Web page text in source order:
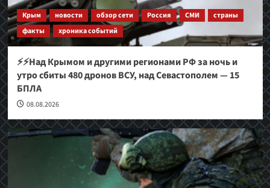
Крым новости обзор сети Россия СМИ
страны
факты
хроника событий
⚡⚡Над Крымом и другими регионами РФ за ночь и
утро сбиты 480 дронов ВСУ, над Севастополем — 15
БПЛА
08.08.2026